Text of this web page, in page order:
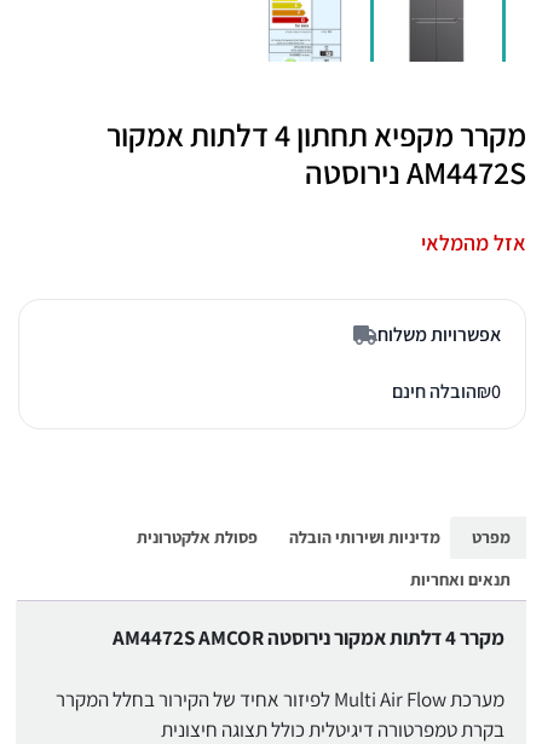
מקרר מקפיא תחתון 4 דלתות אמקור
AM4472S נירוסטה
אזל מהמלאי
אפשרויות משלוח
₪0 הובלה חינם
מפרט מדיניות ושירותי הובלה
פסולת אלקטרונית
תנאים ואחריות
מקרר 4 דלתות אמקור נירוסטה AM4472S AMCOR
מערכת Multi Air Flow לפיזור אחיד של הקירור בחלל המקרר
בקרת טמפרטורה דיגיטלית כולל תצוגה חיצונית